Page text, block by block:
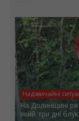
Надзвичайні
На Долинщині
який три дні